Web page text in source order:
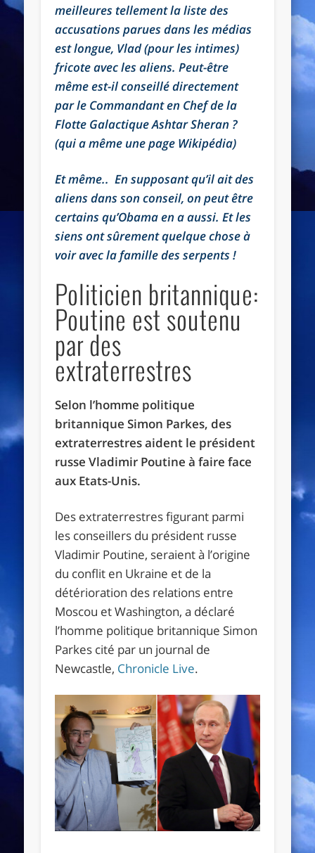
meilleures tellement la liste des
accusations parues dans les médias
est longue, Vlad (pour les intimes)
fricote avec les aliens. Peut-être
même est-il conseillé directement
par le Commandant en Chef de la
Flotte Galactique Ashtar Sheran ?
(qui a même une page Wikipédia)
Et même.. En supposant qu’il ait des
aliens dans son conseil, on peut être
certains qu’Obama en a aussi. Et les
siens ont sûrement quelque chose à
voir avec la famille des serpents !
Politicien britannique:
Poutine est soutenu
par des
extraterrestres
Selon l’homme politique
britannique Simon Parkes, des
extraterrestres aident le président
russe Vladimir Poutine à faire face
aux Etats-Unis.
Des extraterrestres figurant parmi
les conseillers du président russe
Vladimir Poutine, seraient à l’origine
du conflit en Ukraine et de la
détérioration des relations entre
Moscou et Washington, a déclaré
l’homme politique britannique Simon
Parkes cité par un journal de
Newcastle, Chronicle Live.